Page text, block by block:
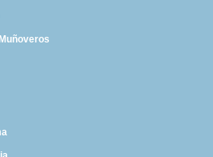
Muñoveros